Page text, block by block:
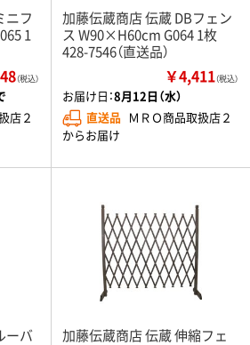
ニフ
1
（税込）
店２
加藤伝蔵商店 伝蔵 DBフェン
ス W90×H60cm G064 1枚
428-7546（直送品）
￥4,411（税込）
お届け日：8月12日（水）
直送品 ＭＲＯ商品取扱店２
からお届け
ーバ
加藤伝蔵商店 伝蔵 伸縮フェ